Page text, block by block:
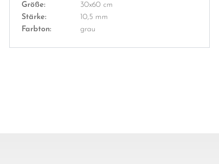
Größe:
30x60 cm
Stärke:
10,5 mm
Farbton:
grau